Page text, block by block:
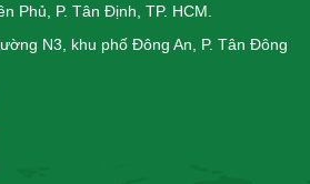
Phủ, P. Tân Định, TP. HCM.
N3, khu phố Đông An, P. Tân Đông